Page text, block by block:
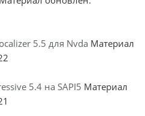
5.5 для Nvda Материал
5.4 на SAPI5 Материал